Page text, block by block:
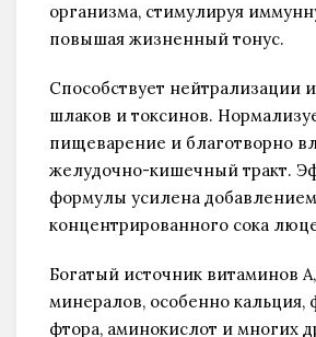
организма, стимулируя
повышая жизненный тонус.
Способствует нейтрализации
шлаков и токсинов.
пищеварение и благотворно
желудочно-кишечный тракт.
формулы усилена добавлением
концентрированного сока
Богатый источник витаминов
минералов, особенно кальция,
фтора, аминокислот и многих